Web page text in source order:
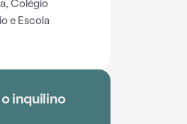
Colégio
e Escola
inquilino